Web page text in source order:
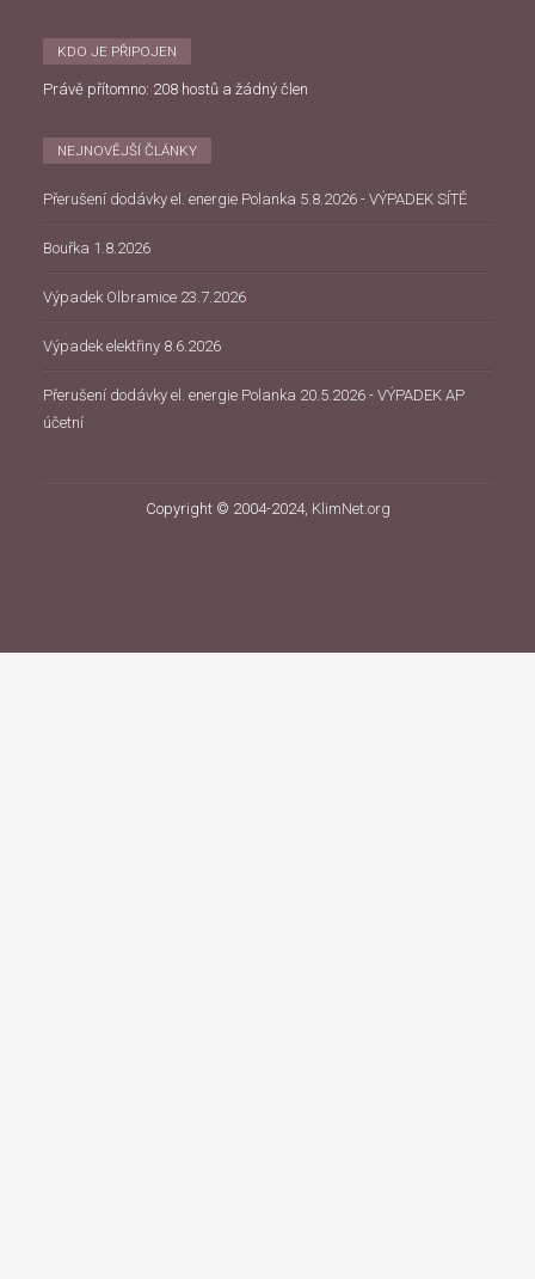
KDO JE PŘIPOJEN
Právě přítomno: 208 hostů a žádný člen
NEJNOVĚJŠÍ ČLÁNKY
Přerušení dodávky el. energie Polanka 5.8.2026 - VÝPADEK SÍTĚ
Bouřka 1.8.2026
Výpadek Olbramice 23.7.2026
Výpadek elektřiny 8.6.2026
Přerušení dodávky el. energie Polanka 20.5.2026 - VÝPADEK AP
účetní
Copyright © 2004-2024, KlimNet.org